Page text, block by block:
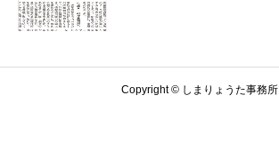
Copyright © しまりょうた事務所